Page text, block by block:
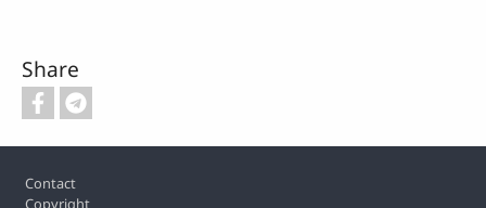
Share
Contact
Copyright